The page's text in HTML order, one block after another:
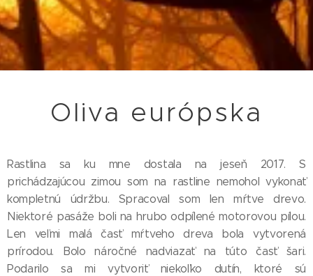
Oliva európska
Rastlina sa ku mne dostala na jeseň 2017. S
prichádzajúcou zimou som na rastline nemohol vykonať
kompletnú údržbu. Spracoval som len mŕtve drevo.
Niektoré pasáže boli na hrubo odpílené motorovou pílou.
Len veľmi malá časť mŕtveho dreva bola vytvorená
prírodou. Bolo náročné nadviazať na túto časť šari.
Podarilo sa mi vytvoriť niekoľko dutín, ktoré sú